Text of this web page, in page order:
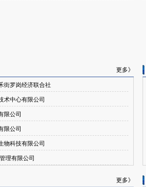
更多》
街罗岗经济联合社
术中心有限公司
限公司
限公司
物科技有限公司
理有限公司
更多》